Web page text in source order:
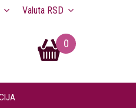
Valuta RSD
0